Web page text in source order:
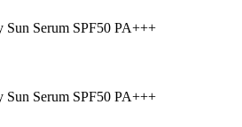
Serum SPF50 PA+++
Serum SPF50 PA+++